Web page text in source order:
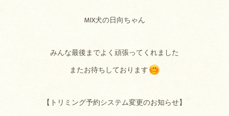
MIX犬の日向ちゃん
みんな最後までよく頑張ってくれました
またお待ちしております
【トリミング予約システム変更のお知らせ】